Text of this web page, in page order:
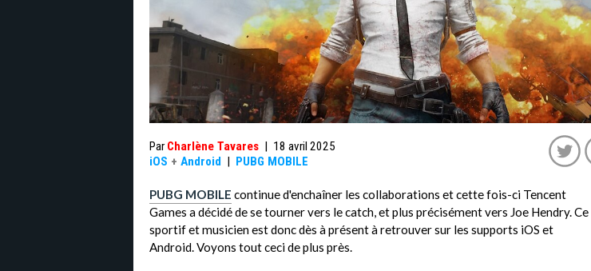
Par Charlène Tavares | 18 avril 2025
iOS + Android | PUBG MOBILE
PUBG MOBILE continue d'enchaîner les collaborations et cette fois-ci Tencent
Games a décidé de se tourner vers le catch, et plus précisément vers Joe Hendry. Ce
sportif et musicien est donc dès à présent à retrouver sur les supports iOS et
Android. Voyons tout ceci de plus près.